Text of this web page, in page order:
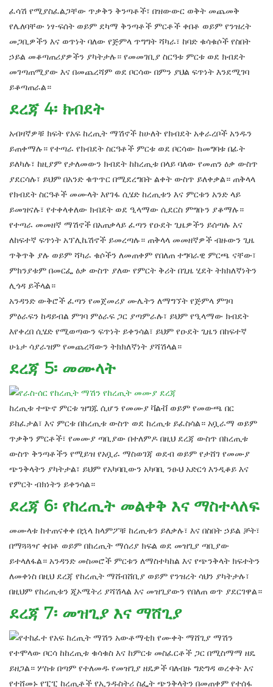
ፈሳሽ የሚያስፈልጋቸው ጥቃቅን ቅንጣቶች፣ በዝውውር ወቅት መጨመቅ
የሌለባቸው ነፃ-ፍሰት ወይም ደካማ ቅንጣቶች ምርቶች ቀበቶ ወይም የንዝረት
መጋቢዎችን እና ወጥነት ባለው የጅምላ ጥግግት ሻካራ፣ ከባድ ቁሳቁሶች የስበት
ኃይል መቆጣጠሪያዎችን ያካትታሉ። የመመገቢያ ስርዓቱ ምርቱ ወደ ክብደት
መገጣጠሚያው እና በመጨረሻም ወደ ቦርሳው በምን ያህል ፍጥነት እንደሚገባ
ይቆጣጠራል።
ደረጃ 4፡ ክብደት
አብዛኛዎቹ ክፍት የአፍ ከረጢት ማሽኖች ከሁለት የክብደት አቀራረቦች አንዱን
ይጠቀማሉ። የተጣራ የክብደት ስርዓቶች ምርቱ ወደ ቦርሳው ከመግባቱ በፊት
ይለካሉ፣ ከዚያም የታለመውን ክብደት ከከረጢቱ በላይ ባለው የመጠን ዕቃ ውስጥ
ያደርሳሉ፣ ይህም በአንድ ቁጥጥር በሚደረግበት ልቀት ውስጥ ይለቀቃል። ጠቅላላ
የክብደት ስርዓቶች መሙላት እየገፋ ሲሄድ ከረጢቱን እና ምርቱን አንድ ላይ
ይመዝናሉ፣ የተቀላቀለው ክብደት ወደ ዒላማው ሲደርስ ምግቡን ያቆማሉ።
የተጣራ መመዘኛ ማሽኖች በአጠቃላይ ፈጣን የዑደት ጊዜዎችን ይሰጣሉ እና
ለከፍተኛ ፍጥነት አፕሊኬሽኖች ይመረጣሉ። ጠቅላላ መመዘኛዎች ብዙውን ጊዜ
ጥቅጥቅ ያሉ ወይም ሻካራ ቁሶችን ለመጠቀም የበለጠ ተግባራዊ ምርጫ ናቸው፣
ምክንያቱም በመርፌ ዕቃ ውስጥ ያለው የምርት ቅሪት በጊዜ ሂደት ትክክለኛነትን
ሊጎዳ ይችላል።
አንዳንድ ውቅሮች ፈጣን የመጀመሪያ ሙሌትን ለማግኘት የጅምላ ምገባ
ምዕራፍን ከዳይብል ምገባ ምዕራፍ ጋር ያጣምራሉ፣ ይህም የዒላማው ክብደት
እየቀረበ ሲሄድ የሚወጣውን ፍጥነት ይቀንሳል፣ ይህም የዑደት ጊዜን በከፍተኛ
ሁኔታ ሳያራዝም የመጨረሻውን ትክክለኛነት ያሻሽላል።
ደረጃ 5፡ መሙላት
ከረጢቱ ተጭኖ ምርቱ ዝግጁ ሲሆን የመሙያ ቫልቭ ወይም የመውጫ በር
ይከፈታል፣ እና ምርቱ በከረጢቱ ውስጥ ወደ ከረጢቱ ይፈስሳል። አቧራማ ወይም
ጥቃቅን ምርቶች፣ የመሙያ ጣቢያው በተለምዶ በዚህ ደረጃ ውስጥ በከረጢቱ
ውስጥ ቅንጣቶችን የሚይዝ የአቧራ ማስወገጃ ወደብ ወይም የታሸገ የመሙያ
ጭንቅላትን ያካትታል፣ ይህም የአካባቢውን አካባቢ ንፁህ አድርጎ እንዲቆይ እና
የምርት ብክነትን ይቀንሳል።
ደረጃ 6፡ የከረጢት መልቀቅ እና ማስተላለፍ
መሙላቱ ከተጠናቀቀ በኋላ ክላምፖቹ ከረጢቱን ይለቃሉ፣ እና በስበት ኃይል ቻት፣
በማጓጓዣ ቀበቶ ወይም በከረጢት ማሰሪያ ክፍል ወደ መዝጊያ ጣቢያው
ይተላለፋል። አንዳንድ መስመሮች ምርቱን ለማስተካከል እና የጭንቅላት ክፍተትን
ለመቀነስ በዚህ ደረጃ የከረጢት ማሸብሸቢያ ወይም የንዝረት ሳህን ያካትታሉ፣
በዚህም የከረጢቱን ጂኦሜትሪ ያሻሽላል እና መዝጊያውን የበለጠ ወጥ ያደርገዋል።
ደረጃ 7፡ መዝጊያ እና ማሸጊያ
የተሞላው ቦርሳ ከከረጢቱ ቁሳቁስ እና ከምርቱ መስፈርቶች ጋር በሚስማማ ዘዴ
ይዘጋል። ሦስቱ በጣም የተለመዱ የመዝጊያ ዘዴዎች ባለብዙ ግድግዳ ወረቀት እና
የተሸመኑ የፒፒ ከረጢቶች የኢንዱስትሪ ስፌት ጭንቅላትን በመጠቀም የተሰፋ